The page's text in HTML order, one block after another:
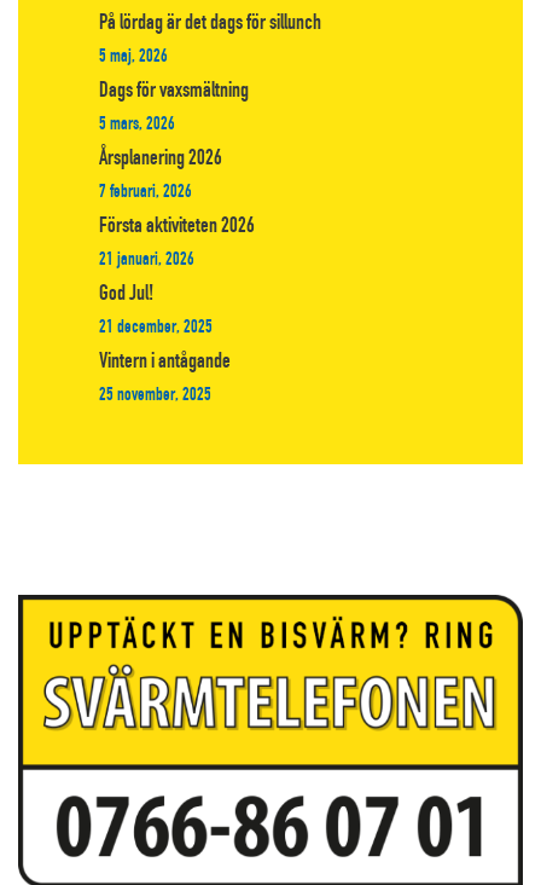
På lördag är det dags för sillunch
5 maj, 2026
Dags för vaxsmältning
5 mars, 2026
Årsplanering 2026
7 februari, 2026
Första aktiviteten 2026
21 januari, 2026
God Jul!
21 december, 2025
Vintern i antågande
25 november, 2025